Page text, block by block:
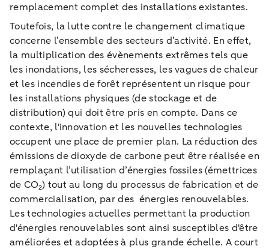
remplacement complet des installations existantes.
Toutefois, la lutte contre le changement climatique
concerne l’ensemble des secteurs d’activité. En effet,
la multiplication des évènements extrêmes tels que
les inondations, les sécheresses, les vagues de chaleur
et les incendies de forêt représentent un risque pour
les installations physiques (de stockage et de
distribution) qui doit être pris en compte. Dans ce
contexte, l'innovation et les nouvelles technologies
occupent une place de premier plan. La réduction des
émissions de dioxyde de carbone peut être réalisée en
remplaçant l’utilisation d’énergies fossiles (émettrices
de CO₂) tout au long du processus de fabrication et de
commercialisation, par des énergies renouvelables.
Les technologies actuelles permettant la production
d'énergies renouvelables sont ainsi susceptibles d'être
améliorées et adoptées à plus grande échelle. A court